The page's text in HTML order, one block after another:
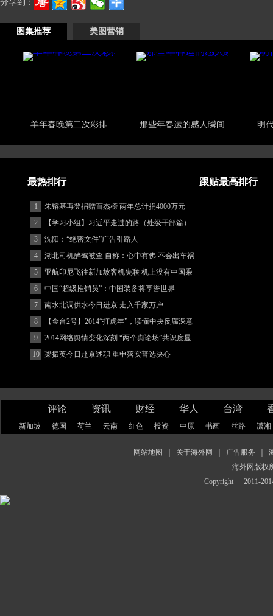
分享到：
图集推荐 美图营销
羊年春晚第二次彩排 那些年春运的感人瞬间 明
最热排行 跟贴最高排行
1
朱镕基再登捐赠百杰榜 两年总计捐4000万元
2
【学习小组】习近平走过的路（处级干部篇）
3
沈阳：“绝密文件”广告引路人
4
湖北司机醉驾被查 自称：心中有佛 不会出车祸
(图)
5
亚航印尼飞往新加坡客机失联 机上没有中国乘
客
6
中国“超级推销员”：中国装备将享誉世界
7
南水北调供水今日进京 走入千家万户
8
【金台2号】2014“打虎年”，读懂中央反腐深意
9
2014网络舆情变化深刻 “两个舆论场”共识度显
著增强
10 梁振英今日赴京述职 重申落实普选决心
评论 资讯 财经 华人 台湾
新加坡 德国 荷兰 云南 红色 投资 中原 书画 丝路 潇湘
网站地图 关于海外网 广告服务
海外网版权
Copyright
2011-